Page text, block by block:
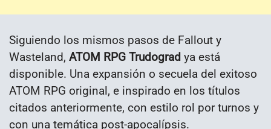
Siguiendo los mismos pasos de Fallout y
Wasteland, ATOM RPG Trudograd ya está
disponible. Una expansión o secuela del exitoso
ATOM RPG original, e inspirado en los títulos
citados anteriormente, con estilo rol por turnos y
con una temática post-apocalípsis.